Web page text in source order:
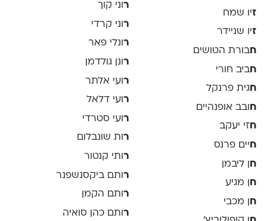
זיו שמח
זיו שניידר
חבורת הטושים
חביב חורי
חגית פרנקל
ח ובב אופנהיים
חזי יעקב
ח יים פרנס
ח
ן ליבמן
ח ן מגיע
ח
ן מכבי
רוני קוך
ר וני קרדי
רונלי פאר
ר ונן גולדמן
ר ועי אלתר
רועי דלאל
ר ועי סטרדי
רות שונבלום
ר ותי קנטור
ר ותם ביקסנשפנר
רותם הקמן
ר ותם כהן סואיה